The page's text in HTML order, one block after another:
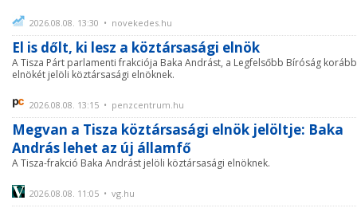
2026.08.08. 13:30 • novekedes.hu
El is dőlt, ki lesz a köztársasági elnök
A Tisza Párt parlamenti frakciója Baka Andrást, a Legfelsőbb Bíróság
elnökét jelöli köztársasági elnöknek.
2026.08.08. 13:15 • penzcentrum.hu
Megvan a Tisza köztársasági elnök jelöltje: Baka
András lehet az új államfő
A Tisza-frakció Baka Andrást jelöli köztársasági elnöknek.
2026.08.08. 11:05 • vg.hu